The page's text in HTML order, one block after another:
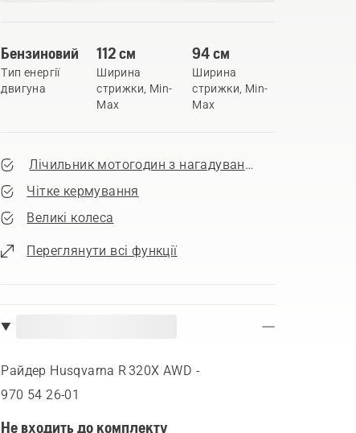
Бензиновий
Тип енергії
двигуна
112 см
Ширина
стрижки, Min-
Max
94 см
Ширина
стрижки, Min-
Max
Лічильник мотогодин з нагадуванням про сервіс
Чітке кермування
Великі колеса
Переглянути всі функції
Райдер Husqvarna R 320X AWD -
970 54 26‑01
Не входить до комплекту